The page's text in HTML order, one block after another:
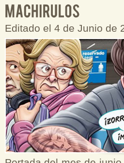
Editado el 4 de Junio de